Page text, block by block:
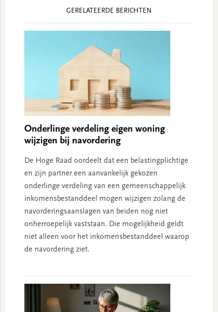
GERELATEERDE BERICHTEN
Onderlinge verdeling eigen woning
wijzigen bij navordering
De Hoge Raad oordeelt dat een belastingplichtige
en zijn partner een aanvankelijk gekozen
onderlinge verdeling van een gemeenschappelijk
inkomensbestanddeel mogen wijzigen zolang de
navorderingsaanslagen van beiden nog niet
onherroepelijk vaststaan. Die mogelijkheid geldt
niet alleen voor het inkomensbestanddeel waarop
de navordering ziet.